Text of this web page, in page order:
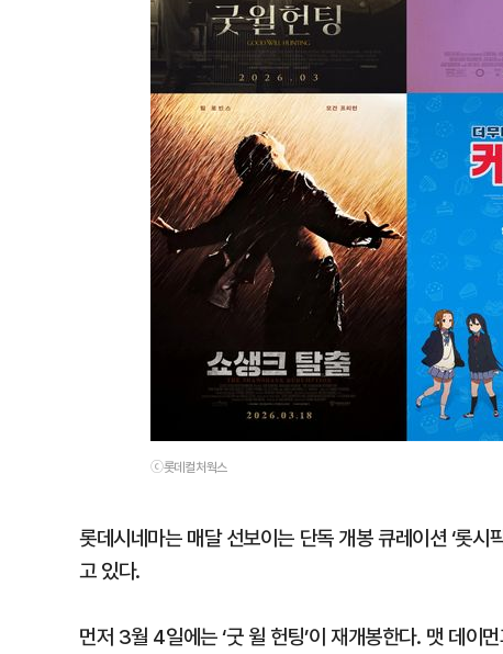
ⓒ롯데컬처웍스
롯데시네마는 매달 선보이는 단독 개봉 큐레이션 ‘롯
고 있다.
먼저 3월 4일에는 ‘굿 윌 헌팅’이 재개봉한다. 맷 데이